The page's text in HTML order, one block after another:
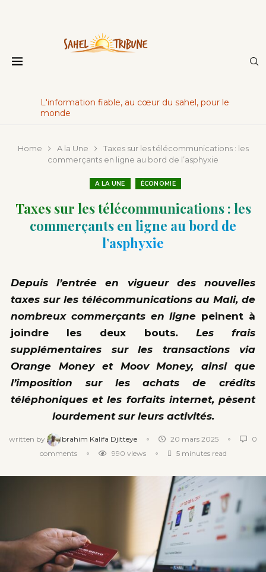
L'information fiable, au cœur du sahel, pour le
monde
Home A la Une
Taxes sur les télécommunications : les
commerçants en ligne au bord de l’asphyxie
A LA UNE ÉCONOMIE
Taxes sur les télécommunications : les
commerçants en ligne au bord de
l’asphyxie
Depuis l’entrée en vigueur des nouvelles
taxes sur les télécommunications au Mali, de
nombreux commerçants en ligne peinent à
joindre les deux bouts. Les frais
supplémentaires sur les transactions via
Orange Money et Moov Money, ainsi que
l’imposition sur les achats de crédits
téléphoniques et les forfaits internet, pèsent
lourdement sur leurs activités.
written by Ibrahim Kalifa Djitteye 20 mars 2025
0
comments
990 views 5 minutes read